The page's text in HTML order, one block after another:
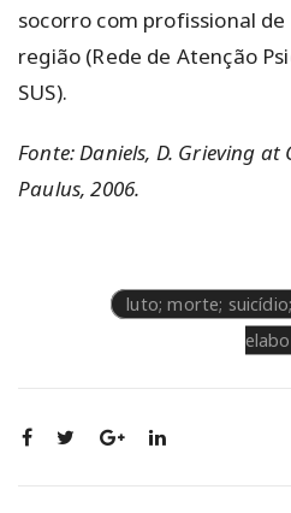
socorro com profissional
região (Rede de Atenção
SUS).
Fonte: Daniels, D. Grieving
Paulus, 2006.
luto; morte;